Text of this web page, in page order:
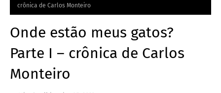
crônica de Carlos Monteiro
Onde estão meus gatos?
Parte I – crônica de Carlos
Monteiro